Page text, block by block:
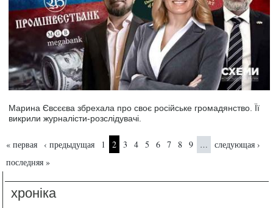
Марина Євсєєва збрехала про своє російське громадянство. Її
викрили журналісти-розслідувачі.
Страницы
« первая ‹ предыдущая 1 2 3 4 5 6 7 8 9 …
следующая ›
последняя »
хроніка